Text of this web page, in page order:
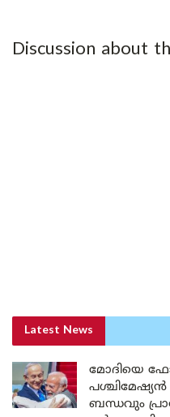
Discussion about
Latest News
മോദിയെ
ബന്ധവും